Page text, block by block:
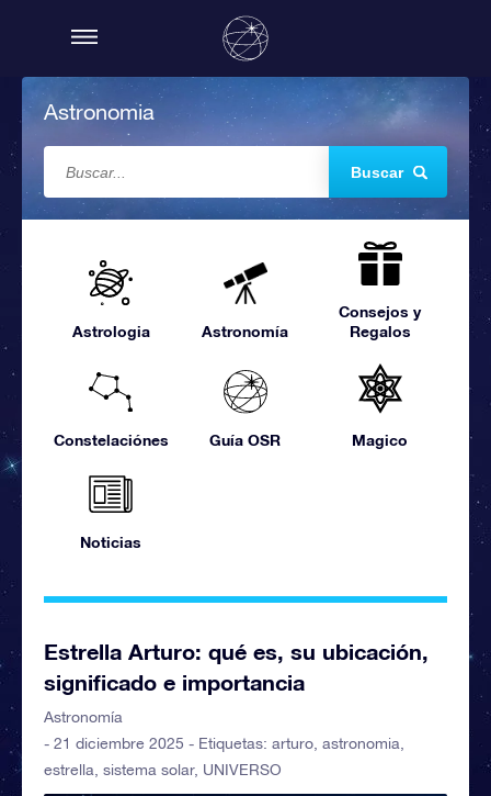
Astronomia
Buscar
Astrologia Astronomía
Consejos y
Regalos
Constelaciónes Guía OSR Magico
Noticias
Estrella Arturo: qué es, su ubicación,
significado e importancia
Astronomía
- 21 diciembre 2025 - Etiquetas: arturo, astronomia,
estrella, sistema solar, UNIVERSO